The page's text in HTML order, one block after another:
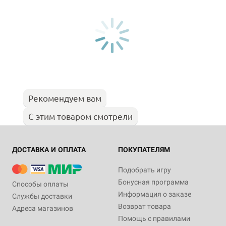
Рекомендуем вам
С этим товаром смотрели
ДОСТАВКА И ОПЛАТА
Способы оплаты
Службы доставки
Адреса магазинов
ПОКУПАТЕЛЯМ
Подобрать игру
Бонусная программа
Информация о заказе
Возврат товара
Помощь с правилами